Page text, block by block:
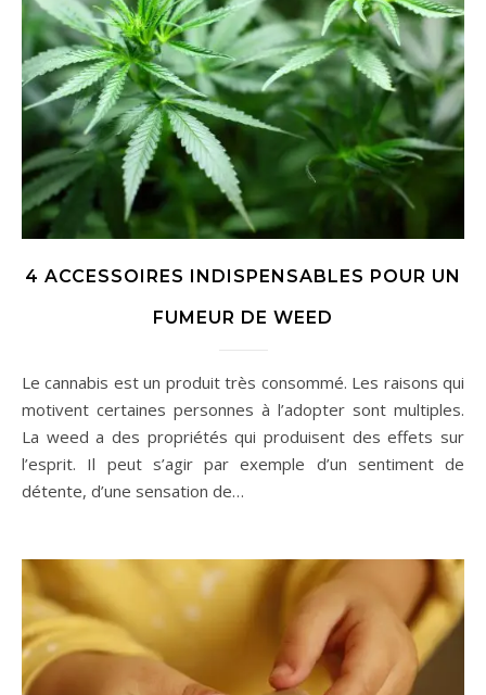
4 ACCESSOIRES INDISPENSABLES POUR UN
FUMEUR DE WEED
Le cannabis est un produit très consommé. Les raisons qui
motivent certaines personnes à l’adopter sont multiples.
La weed a des propriétés qui produisent des effets sur
l’esprit. Il peut s’agir par exemple d’un sentiment de
détente, d’une sensation de…